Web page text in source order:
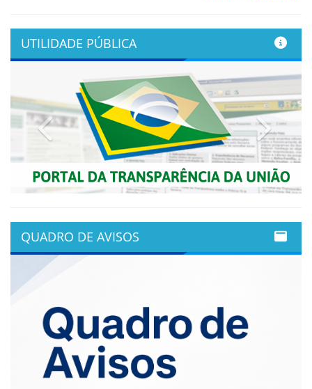
UTILIDADE PÚBLICA
Previous Next
QUADRO DE AVISOS